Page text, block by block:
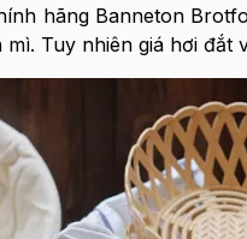
hãng Banneton
Tuy nhiên giá hơi